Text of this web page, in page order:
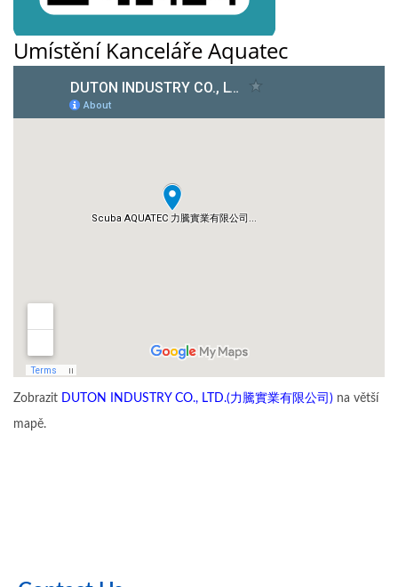
Umístění Kanceláře Aquatec
Zobrazit DUTON INDUSTRY CO., LTD.(力騰實業有限公司) na větší
mapě.